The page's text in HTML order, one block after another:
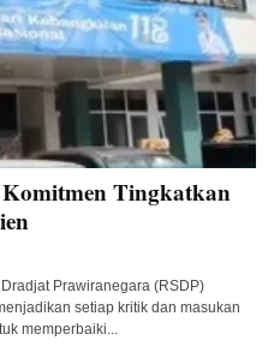
Tingkatkan
Prawiranegara (RSDP)
setiap kritik dan masukan
memperbaiki...